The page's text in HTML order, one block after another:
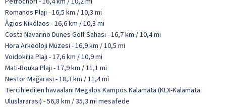
Romanos Plajı - 16,5 km / 10,3 mi
Ágios Nikólaos - 16,6 km / 10,3 mi
Costa Navarino Dunes Golf Sahası - 16,7 km / 10,4 mi
Hora Arkeoloji Müzesi - 16,9 km / 10,5 mi
Voidokilia Plajı - 17,6 km / 10,9 mi
Mati-Bouka Plajı - 17,9 km / 11,1 mi
Nestor Mağarası - 18,3 km / 11,4 mi
Tercih edilen havaalanı Megalos Kampos Kalamata (KLX-Kalamata
Uluslararası) - 56,8 km / 35,3 mi mesafede